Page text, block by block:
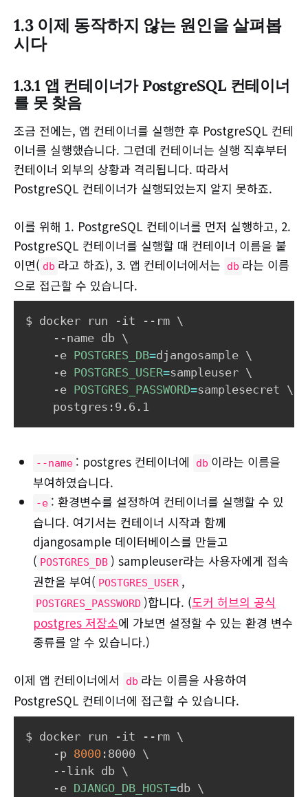
1.3 이제 동작하지 않는 원인을 살펴봅
시다
1.3.1 앱 컨테이너가 PostgreSQL 컨테이너
를 못 찾음
조금 전에는, 앱 컨테이너를 실행한 후 PostgreSQL 컨테
이너를 실행했습니다. 그런데 컨테이너는 실행 직후부터
컨테이너 외부의 상황과 격리됩니다. 따라서
PostgreSQL 컨테이너가 실행되었는지 알지 못하죠.
이를 위해 1. PostgreSQL 컨테이너를 먼저 실행하고, 2.
PostgreSQL 컨테이너를 실행할 때 컨테이너 이름을 붙
이면( db 라고 하죠), 3. 앱 컨테이너에서는 db 라는 이름
으로 접근할 수 있습니다.
$ docker run -it --rm \
    --name db
\
    -e
POSTGRES_DB=djangosample \
    -e
POSTGRES_USER=sampleuser \
    -e
POSTGRES_PASSWORD=samplesecret \
--name : postgres 컨테이너에 db 이라는 이름을
부여하였습니다.
-e : 환경변수를 설정하여 컨테이너를 실행할 수 있
습니다. 여기서는 컨테이너 시작과 함께
djangosample 데이터베이스를 만들고
( POSTGRES_DB ) sampleuser라는 사용자에게 접속
권한을 부여( POSTGRES_USER ,
POSTGRES_PASSWORD )합니다. (도커 허브의 공식
postgres 저장소에 가보면 설정할 수 있는 환경 변수
종류를 알 수 있습니다.)
이제 앱 컨테이너에서 db 라는 이름을 사용하여
PostgreSQL 컨테이너에 접근할 수 있습니다.
$ docker run -it --rm \
    -p
8000 :8000 \
    --link db
\
    -e
DJANGO_DB_HOST=db \